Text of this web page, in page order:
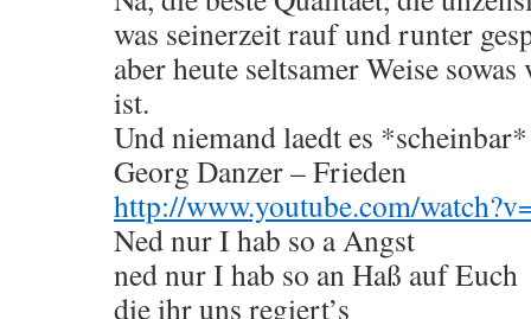
was seinerzeit rauf und runter
aber heute seltsamer Weise
ist.
Und niemand laedt es
Georg Danzer – Frieden
http://www.youtube.com/
Ned nur I hab so a Angst
ned nur I hab so an Haß auf Euch
die ihr uns regiert’s